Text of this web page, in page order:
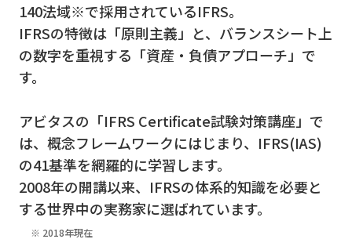
140法域※で採用されているIFRS。
IFRSの特徴は「原則主義」と、バランスシート上
の数字を重視する「資産・負債アプローチ」で
す。
アビタスの「IFRS Certificate試験対策講座」で
は、概念フレームワークにはじまり、IFRS(IAS)
の41基準を網羅的に学習します。
2008年の開講以来、IFRSの体系的知識を必要と
する世界中の実務家に選ばれています。
2018年現在